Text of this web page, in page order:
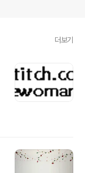
더보기